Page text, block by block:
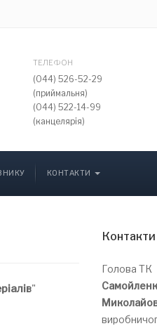
ТЕЛЕФОН
(044) 526-52-29
(приймальня)
(044) 522-14-99
(канцелярія)
КОНТАКТИ
"
Голова ТК